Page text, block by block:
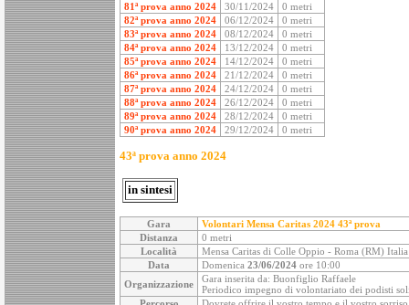
81ª prova anno 2024
30/11/2024
0 metri
82ª prova anno 2024
06/12/2024
0 metri
83ª prova anno 2024
08/12/2024
0 metri
84ª prova anno 2024
13/12/2024
0 metri
85ª prova anno 2024
14/12/2024
0 metri
86ª prova anno 2024
21/12/2024
0 metri
87ª prova anno 2024
24/12/2024
0 metri
88ª prova anno 2024
26/12/2024
0 metri
89ª prova anno 2024
28/12/2024
0 metri
90ª prova anno 2024
29/12/2024 0 metri
43ª prova anno 2024
in sintesi
Gara Volontari Mensa Caritas 2024 43ª prova
Distanza
0 metri
Località
Mensa Caritas di Colle Oppio - Roma (RM) Italia
Data
Domenica 23/06/2024 ore 10:00
Organizzazione
Gara inserita da: Buonfiglio Raffaele
Periodico impegno di volontariato dei podisti